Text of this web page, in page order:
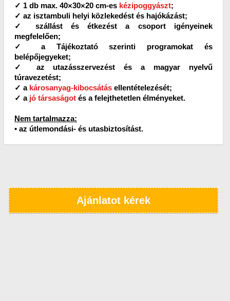
✓ 1 db max. 40×30×20 cm-es kézipoggyászt;
✓ az isztambuli helyi közlekedést és hajókázást;
✓ szállást és étkezést a csoport igényeinek
megfelelően;
✓ a Tájékoztató szerinti programokat és
belépőjegyeket;
✓ az utazásszervezést és a magyar nyelvű
túravezetést;
✓ a károsanyag-kibocsátás ellentételezését;
✓ a jó társaságot és a felejthetetlen élményeket.
Nem tartalmazza:
• az útlemondási- és utasbiztosítást.
Ajánlatot kérek